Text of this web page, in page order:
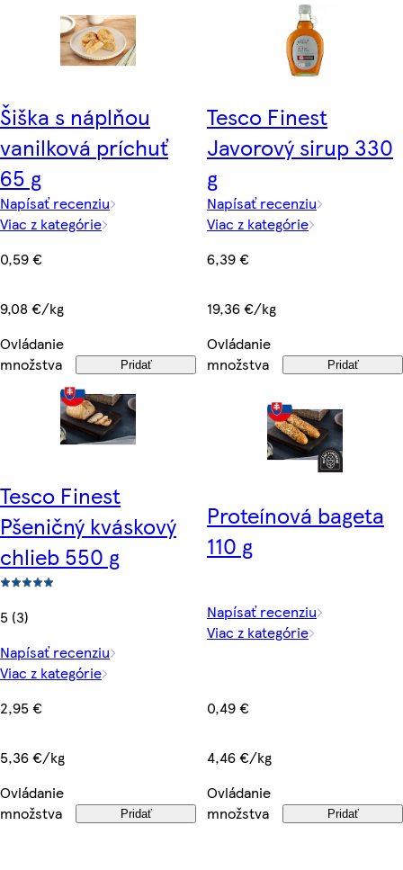
Šiška s náplňou
vanilková príchuť
65 g
Napísať recenziu
Viac z kategórie
0,59 €
9,08 €/kg
Ovládanie
množstva
Pridať
Tesco Finest
Javorový sirup 330
g
Napísať recenziu
Viac z kategórie
6,39 €
19,36 €/kg
Ovládanie
množstva
Pridať
Tesco Finest
Pšeničný kváskový
chlieb 550 g
5 (3)
Napísať recenziu
Viac z kategórie
2,95 €
5,36 €/kg
Ovládanie
množstva
Pridať
Proteínová bageta
110 g
Napísať recenziu
Viac z kategórie
0,49 €
4,46 €/kg
Ovládanie
množstva
Pridať